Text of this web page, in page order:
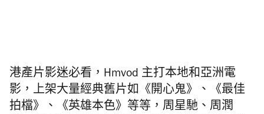
港產片影迷必看，Hmvod 主打本地和亞洲電
影，上架大量經典舊片如《開心鬼》、《最佳
拍檔》、《英雄本色》等等，周星馳、周潤